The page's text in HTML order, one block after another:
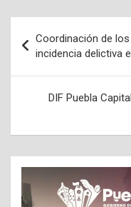
de
entradas
Coordinación de
incidencia delictiva
DIF Puebla